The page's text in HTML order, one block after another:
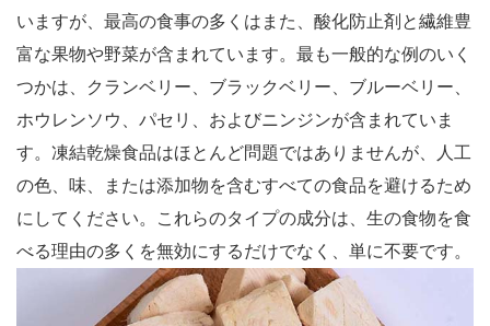
いますが、最高の食事の多くはまた、酸化防止剤と繊維豊
富な果物や野菜が含まれています。最も一般的な例のいく
つかは、クランベリー、ブラックベリー、ブルーベリー、
ホウレンソウ、パセリ、およびニンジンが含まれていま
す。凍結乾燥食品はほとんど問題ではありませんが、人工
の色、味、または添加物を含むすべての食品を避けるため
にしてください。これらのタイプの成分は、生の食物を食
べる理由の多くを無効にするだけでなく、単に不要です。